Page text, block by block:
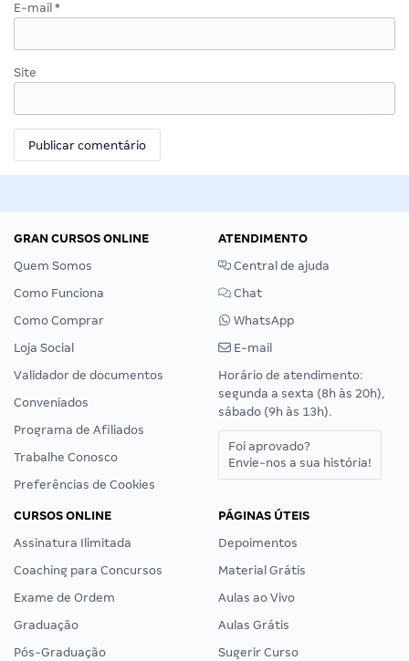
E-mail *
Site
GRAN CURSOS ONLINE
Quem Somos
Como Funciona
Como Comprar
Loja Social
Validador de documentos
Conveniados
Programa de Afiliados
Trabalhe Conosco
Preferências de Cookies
ATENDIMENTO
Central de ajuda
Chat
WhatsApp
E-mail
Horário de atendimento:
segunda a sexta (8h às 20h),
sábado (9h às 13h).
Foi aprovado?
Envie-nos a sua história!
CURSOS ONLINE
Assinatura Ilimitada
Coaching para Concursos
Exame de Ordem
Graduação
Pós-Graduação
PÁGINAS ÚTEIS
Depoimentos
Material Grátis
Aulas ao Vivo
Aulas Grátis
Sugerir Curso